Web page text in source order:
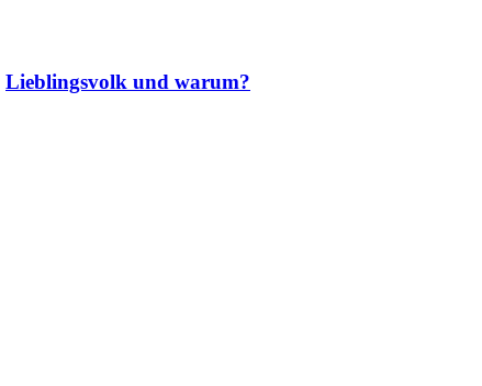
Lieblingsvolk und warum?